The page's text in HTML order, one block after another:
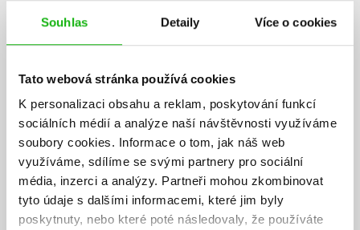
Souhlas Detaily Více o cookies
Tato webová stránka používá cookies
K personalizaci obsahu a reklam, poskytování funkcí
sociálních médií a analýze naší návštěvnosti využíváme
soubory cookies. Informace o tom, jak náš web
využíváme, sdílíme se svými partnery pro sociální
média, inzerci a analýzy. Partneři mohou zkombinovat
tyto údaje s dalšími informacemi, které jim byly
poskytnuty, nebo které poté následovaly, že používáte
AUTOR KNIHY